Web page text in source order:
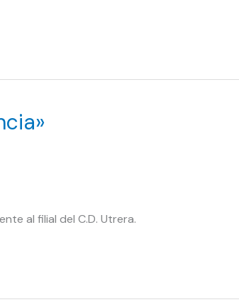
al filial del C.D. Utrera.